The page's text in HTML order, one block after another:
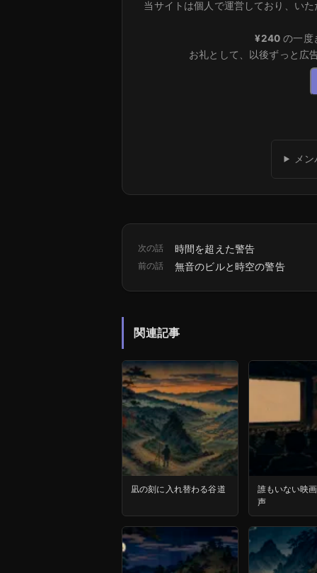
当サイトは個人で運営しており、い
¥240 の一度
お礼として、以後ずっと広
メ
次の話 時間を超えた警告
前の話 無音のビルと時空の警告
関連記事
凪の刻に入れ替わる谷道
誰もいない映
声